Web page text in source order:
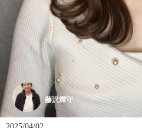
藤沢輝守